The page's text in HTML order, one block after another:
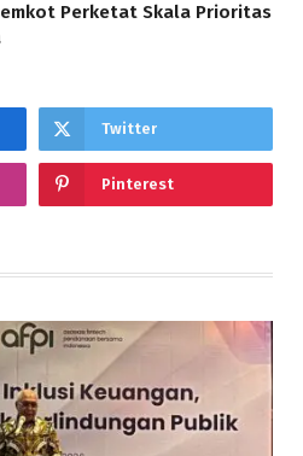
Perketat Skala Prioritas
Twitter
Pinterest